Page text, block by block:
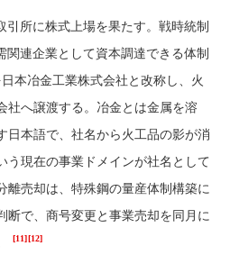
引所に株式上場を果たす。戦時統制
関連企業として資本調達できる体制
本冶金工業株式会社と改称し、火
社へ譲渡する。冶金とは金属を溶
日本語で、社名から火工品の影が消
う現在の事業ドメインが社名として
離売却は、特殊鋼の量産体制構築に
断で、商号変更と事業売却を同月に
[11][12]